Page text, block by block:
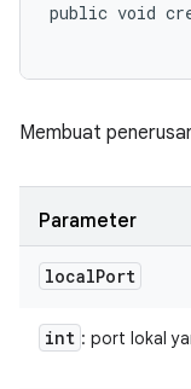
public void
Membuat
Parameter
localPort
int : port lokal